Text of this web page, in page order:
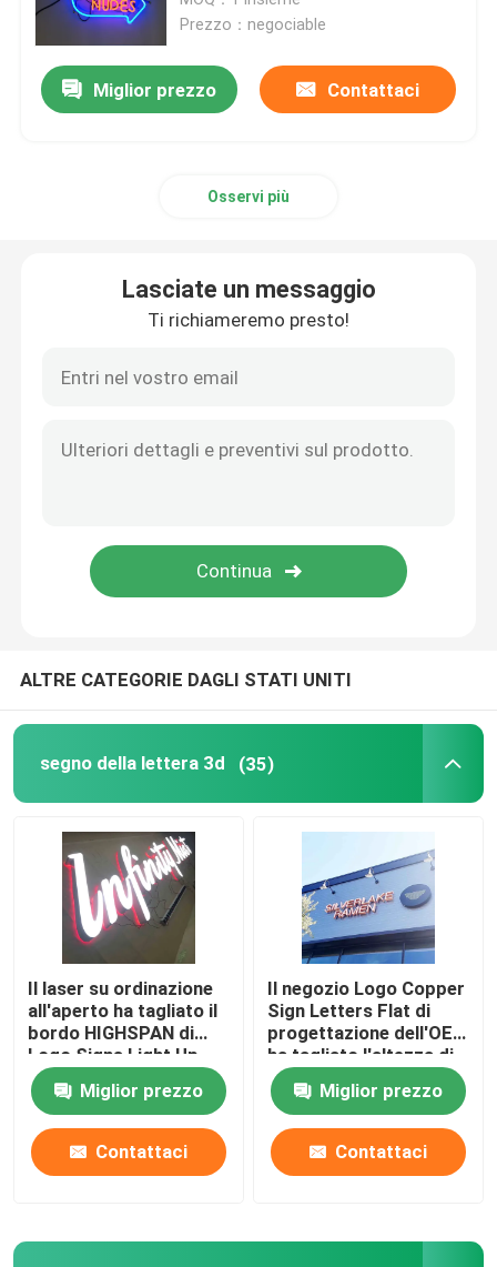
insegna al neon principale
Bordo del segno del ristorante
Segnaletica luminosa
Segno della lettera della tenda foranea
Prezzo：negociable
Miglior prezzo Contattaci
Osservi più
Lasciate un messaggio
Ti richiameremo presto!
ALTRE CATEGORIE DAGLI STATI UNITI
segno della lettera 3d (35)
Il laser su ordinazione
all'aperto ha tagliato il
bordo HIGHSPAN di
Logo Signs Light Up
Sign del metallo
Miglior prezzo
Contattaci
Il negozio Logo Copper
Sign Letters Flat di
progettazione dell'OEM
ha tagliato l'altezza di
100cm - di 10cm
Miglior prezzo
Contattaci